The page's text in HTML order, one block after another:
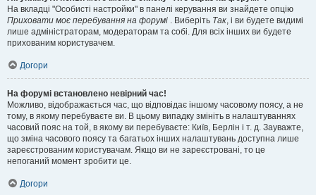
На вкладці "Особисті настройки" в панелі керування ви знайдете опцію
Приховати моє перебування на форумі . Виберіть Так, і ви будете видимі
лише адміністраторам, модераторам та собі. Для всіх інших ви будете
прихованим користувачем.
Догори
На форумі встановлено невірний час!
Можливо, відображається час, що відповідає іншому часовому поясу, а не
тому, в якому перебуваєте ви. В цьому випадку змініть в налаштуваннях
часовий пояс на той, в якому ви перебуваєте: Київ, Берлін і т. д. Зауважте,
що зміна часового поясу та багатьох інших налаштувань доступна лише
зареєстрованим користувачам. Якщо ви не зареєстровані, то це
непоганий момент зробити це.
Догори